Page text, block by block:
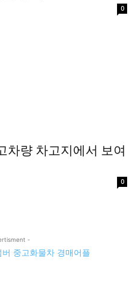
0
차량 차고지에서 보여
0
-